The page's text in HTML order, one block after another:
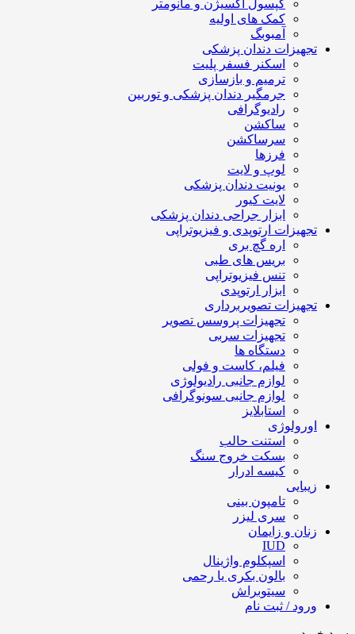
کپسول اکسیژن و مانومتر
کمک های اولیه
آمبوبگ
تجهیزات دندان پزشکی
اسکنر فسفر پلیت
ترمیم و بازسازی
جرمگیر دندان پزشکی و توربین
رادیوگرافی
ساکشن
سرساکشن
فرزها
لوپ و لایت
یونیت دندان پزشکی
لایت کیور
ابزار جراحی دندان پزشکی
تجهیزات ارتوپدی و فیزیوتراپی
اره گچ بری
بریس های طبی
تنس فیزیوتراپی
ابزار ارتوپدی
تجهیزات تصویربرداری
تجهیزات پروسس تصویر
تجهیزات سربی
دستگاه ها
فیلم، کاست و فولی
لوازم جانبی رادیولوژی
لوازم جانبی سونوگرافی
استابلایز
اورولوژی
استنت حالب
بسکت خروج سنگ
کیسه ادرار
زیبایی
تامپون بینی
سری لیزر
زنان و زایمان
IUD
اسپکلوم واژینال
بالون بکری یا رحمی
سیتوبراش
ورود / ثبت نام